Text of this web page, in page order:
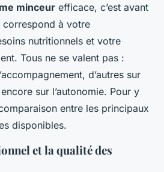
minceur efficace, c’est avant
à votre
nutritionnels et votre
Tous ne se valent pas :
d’autres sur
sur l’autonomie. Pour y
entre les principaux
disponibles.
et la qualité des